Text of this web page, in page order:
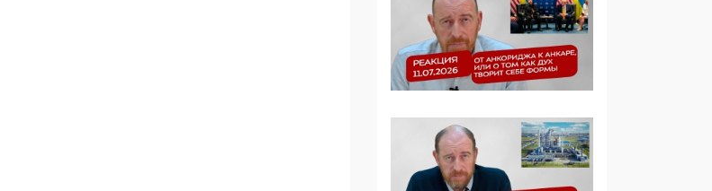
институт
народовластия
превратился в «чего
изволите» для
Правительства и АП
06:29, 15 Апреля 2026
Социальный фонд
России – пионер